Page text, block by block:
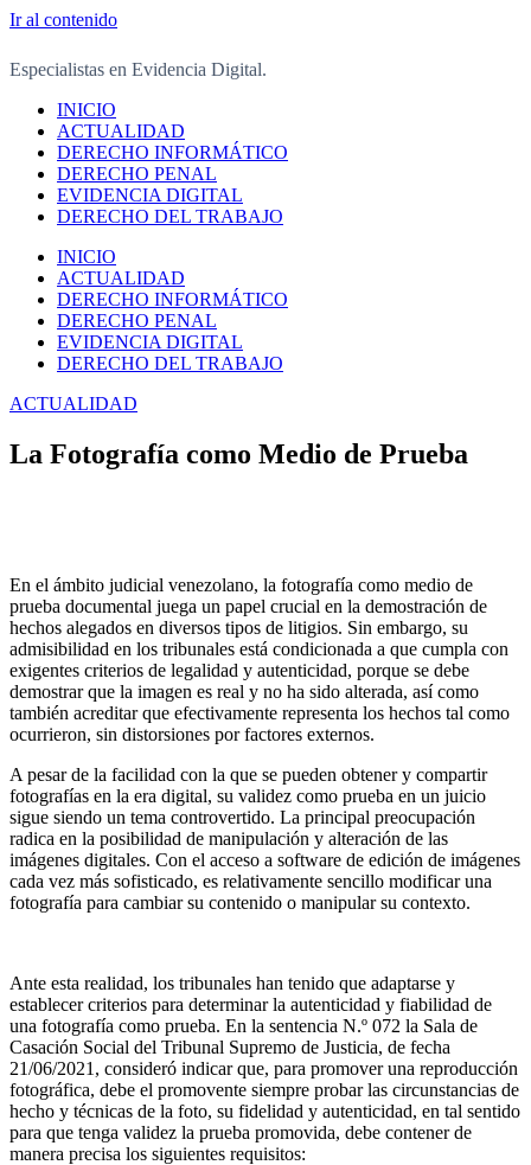
Ir al contenido
Especialistas en Evidencia Digital.
INICIO
ACTUALIDAD
DERECHO INFORMÁTICO
DERECHO PENAL
EVIDENCIA DIGITAL
DERECHO DEL TRABAJO
INICIO
ACTUALIDAD
DERECHO INFORMÁTICO
DERECHO PENAL
EVIDENCIA DIGITAL
DERECHO DEL TRABAJO
ACTUALIDAD
La Fotografía como Medio de Prueba
En el ámbito judicial venezolano, la fotografía como medio de
prueba documental juega un papel crucial en la demostración de
hechos alegados en diversos tipos de litigios. Sin embargo, su
admisibilidad en los tribunales está condicionada a que cumpla con
exigentes criterios de legalidad y autenticidad, porque se debe
demostrar que la imagen es real y no ha sido alterada, así como
también acreditar que efectivamente representa los hechos tal como
ocurrieron, sin distorsiones por factores externos.
A pesar de la facilidad con la que se pueden obtener y compartir
fotografías en la era digital, su validez como prueba en un juicio
sigue siendo un tema controvertido. La principal preocupación
radica en la posibilidad de manipulación y alteración de las
imágenes digitales. Con el acceso a software de edición de imágenes
cada vez más sofisticado, es relativamente sencillo modificar una
fotografía para cambiar su contenido o manipular su contexto.
Ante esta realidad, los tribunales han tenido que adaptarse y
establecer criterios para determinar la autenticidad y fiabilidad de
una fotografía como prueba. En la sentencia N.º 072 la Sala de
Casación Social del Tribunal Supremo de Justicia, de fecha
21/06/2021, consideró indicar que, para promover una reproducción
fotográfica, debe el promovente siempre probar las circunstancias de
hecho y técnicas de la foto, su fidelidad y autenticidad, en tal sentido
para que tenga validez la prueba promovida, debe contener de
manera precisa los siguientes requisitos: